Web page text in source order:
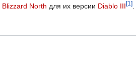
Blizzard North для их версии Diablo III[1]